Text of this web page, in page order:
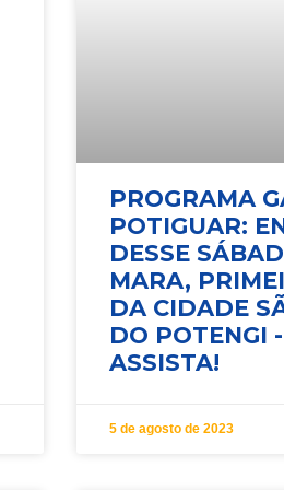
PROGRAMA
POTIGUAR:
DESSE
MARA,
DA CIDADE
DO POTENGI
ASSISTA!
5 de agosto de 2023